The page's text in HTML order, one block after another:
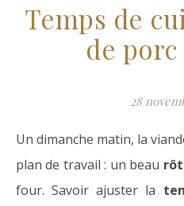
Temps de
de
28
Un dimanche matin, la viande du boucher attend sur le
plan de travail : un beau
four. Savoir ajuster la